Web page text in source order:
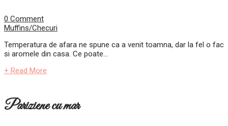
0 Comment
Muffins/Checuri
Temperatura de afara ne spune ca a venit toamna, dar la fel o fac
si aromele din casa. Ce poate...
+ Read More
Pariziene cu mar